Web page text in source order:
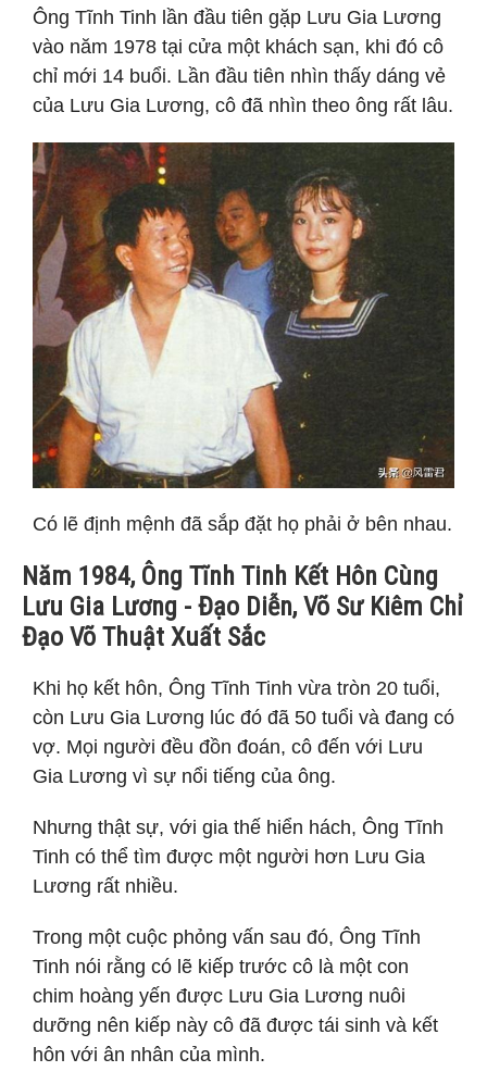
Ông Tĩnh Tinh lần đầu tiên gặp Lưu Gia Lương
vào năm 1978 tại cửa một khách sạn, khi đó cô
chỉ mới 14 buổi. Lần đầu tiên nhìn thấy dáng vẻ
của Lưu Gia Lương, cô đã nhìn theo ông rất lâu.
Có lẽ định mệnh đã sắp đặt họ phải ở bên nhau.
Năm 1984, Ông Tĩnh Tinh Kết Hôn Cùng
Lưu Gia Lương - Đạo Diễn, Võ Sư Kiêm Chỉ
Đạo Võ Thuật Xuất Sắc
Khi họ kết hôn, Ông Tĩnh Tinh vừa tròn 20 tuổi,
còn Lưu Gia Lương lúc đó đã 50 tuổi và đang có
vợ. Mọi người đều đồn đoán, cô đến với Lưu
Gia Lương vì sự nổi tiếng của ông.
Nhưng thật sự, với gia thế hiển hách, Ông Tĩnh
Tinh có thể tìm được một người hơn Lưu Gia
Lương rất nhiều.
Trong một cuộc phỏng vấn sau đó, Ông Tĩnh
Tinh nói rằng có lẽ kiếp trước cô là một con
chim hoàng yến được Lưu Gia Lương nuôi
dưỡng nên kiếp này cô đã được tái sinh và kết
hôn với ân nhân của mình.